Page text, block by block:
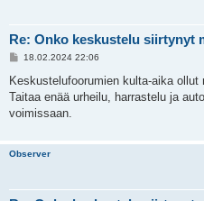
Re: Onko keskustelu siirtynyt
V
e
t
i
18.02.2024 22:06
Keskustelufoorumien kulta-aika ollut
Taitaa enää urheilu, harrastelu ja
voimissaan.
Observer